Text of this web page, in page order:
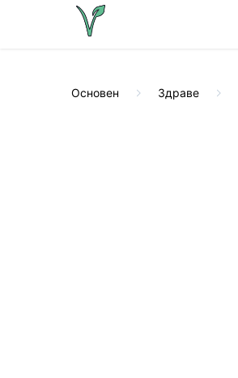
Основен Здраве